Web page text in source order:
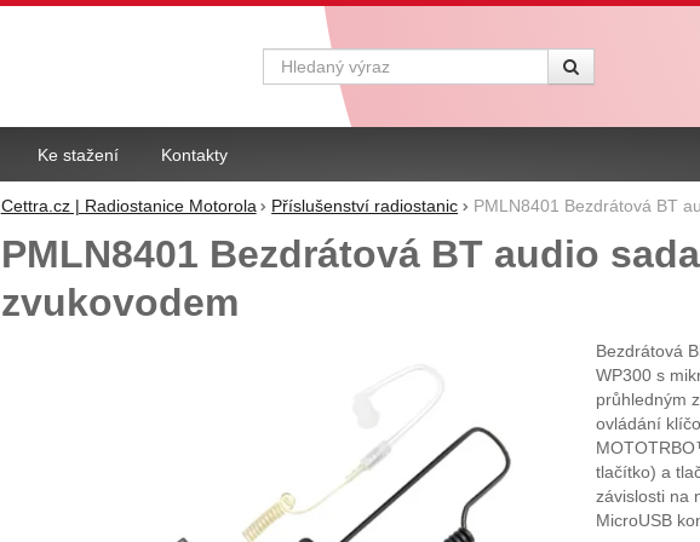
Cettra.cz | Radiostanice Motorola Příslušenství radiostanic PMLN8401 Bezdrátová BT
PMLN8401 Bezdrátová BT audio
zvukovodem
Bezdrátová
WP300 s
průhledným
ovládání
tlačítko) a
závislosti na
MicroUSB
Ke stažení Kontakty
Vyhledávání